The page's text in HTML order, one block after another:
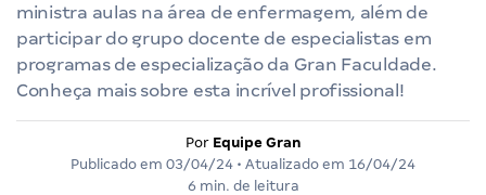
ministra aulas na área de enfermagem, além de
participar do grupo docente de especialistas em
programas de especialização da Gran Faculdade.
Conheça mais sobre esta incrível profissional!
Por Equipe Gran
Publicado em 03/04/24 • Atualizado em 16/04/24
6 min. de leitura